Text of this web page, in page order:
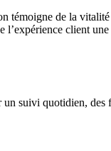
témoigne de la vitalité
l’expérience client
un suivi quotidien, des